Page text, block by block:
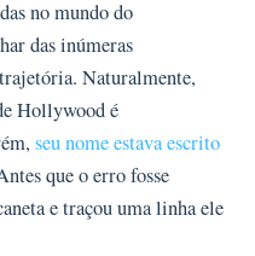
no mundo do
das inúmeras
Naturalmente,
Hollywood é
seu nome estava escrito
que o erro fosse
e traçou uma linha ele